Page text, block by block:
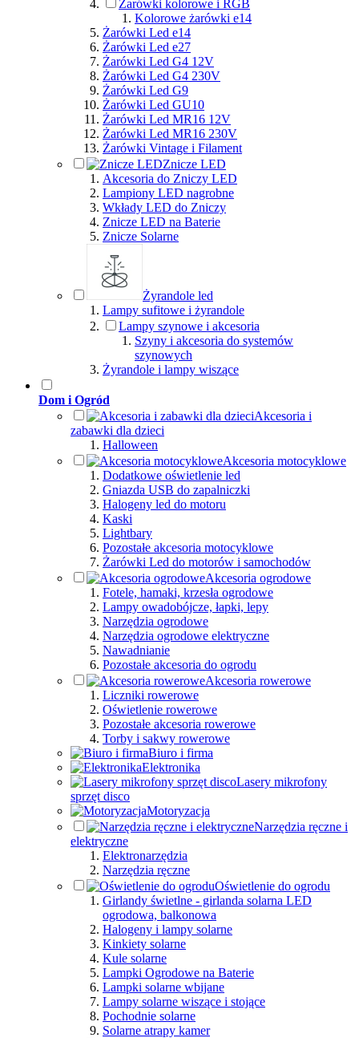
Żarówki kolorowe i RGB
Kolorowe żarówki e14
Żarówki Led e14
Żarówki Led e27
Żarówki Led G4 12V
Żarówki Led G4 230V
Żarówki Led G9
Żarówki Led GU10
Żarówki Led MR16 12V
Żarówki Led MR16 230V
Żarówki Vintage i Filament
Znicze LED
Akcesoria do Zniczy LED
Lampiony LED nagrobne
Wkłady LED do Zniczy
Znicze LED na Baterie
Znicze Solarne
Żyrandole led
Lampy sufitowe i żyrandole
Lampy szynowe i akcesoria
Szyny i akcesoria do systemów
szynowych
Żyrandole i lampy wiszące
Dom i Ogród
Akcesoria i
zabawki dla dzieci
Halloween
Akcesoria motocyklowe
Dodatkowe oświetlenie led
Gniazda USB do zapalniczki
Halogeny led do motoru
Kaski
Lightbary
Pozostałe akcesoria motocyklowe
Żarówki Led do motorów i samochodów
Akcesoria ogrodowe
Fotele, hamaki, krzesła ogrodowe
Lampy owadobójcze, łapki, lepy
Narzędzia ogrodowe
Narzędzia ogrodowe elektryczne
Nawadnianie
Pozostałe akcesoria do ogrodu
Akcesoria rowerowe
Liczniki rowerowe
Oświetlenie rowerowe
Pozostałe akcesoria rowerowe
Torby i sakwy rowerowe
Biuro i firma
Elektronika
Lasery mikrofony
sprzęt disco
Motoryzacja
Narzędzia ręczne i
elektryczne
Elektronarzędzia
Narzędzia ręczne
Oświetlenie do ogrodu
Girlandy świetlne - girlanda solarna LED
ogrodowa, balkonowa
Halogeny i lampy solarne
Kinkiety solarne
Kule solarne
Lampki Ogrodowe na Baterie
Lampki solarne wbijane
Lampy solarne wiszące i stojące
Pochodnie solarne
Solarne atrapy kamer